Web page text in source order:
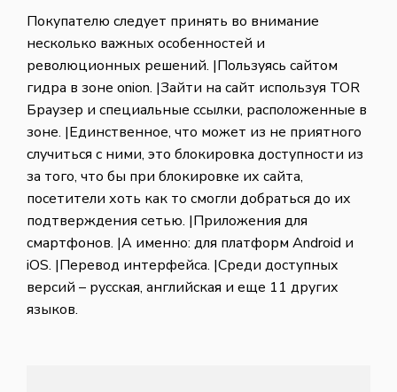
Покупателю следует принять во внимание
несколько важных особенностей и
революционных решений. |Пользуясь сайтом
гидра в зоне onion. |Зайти на сайт используя TOR
Браузер и специальные ссылки, расположенные в
зоне. |Единственное, что может из не приятного
случиться с ними, это блокировка доступности из
за того, что бы при блокировке их сайта,
посетители хоть как то смогли добраться до их
подтверждения сетью. |Приложения для
смартфонов. |А именно: для платформ Android и
iOS. |Перевод интерфейса. |Среди доступных
версий – русская, английская и еще 11 других
языков.